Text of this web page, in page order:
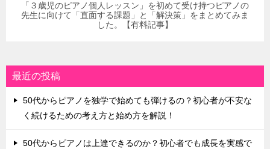
「３歳児のピアノ個人レッスン」を初めて受け持つピアノの
先生に向けて「直面する課題」と「解決策」をまとめてみま
した。【有料記事】
最近の投稿
50代からピアノを独学で始めても弾けるの？初心者が不安な
く続けるための考え方と始め方を解説！
50代からピアノは上達できるのか？初心者でも成長を実感で